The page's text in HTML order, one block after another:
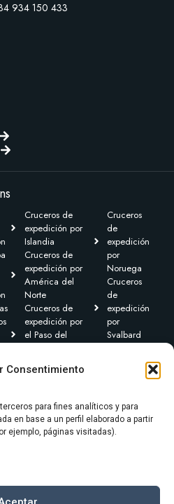
Consentimiento
para fines analíticos y para
en base a un perfil elaborado a partir
ejemplo, páginas visitadas).
934 150 433
Cruceros de
expedición por
Islandia
Cruceros de
expedición por
América del
Norte
Cruceros de
expedición por
el Paso del
Cruceros de
Sudamérica
Cruceros
de
expedición
por
Noruega
Cruceros
de
expedición
por
Svalbard
Transoceánicas